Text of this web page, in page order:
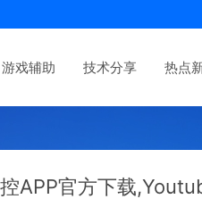
游戏辅助 技术分享 热点
APP官方下载